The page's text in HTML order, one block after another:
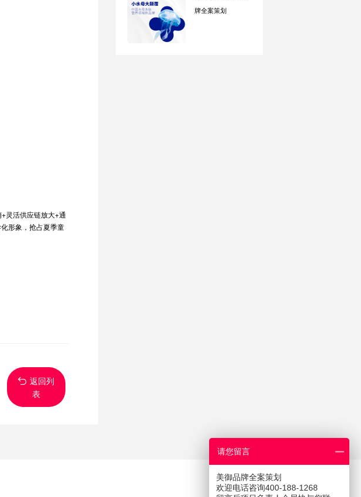
灵活供应链放大+通
形象，抢占夏季童
返回列
表
牌全案策划
请您留言
美御品牌全案策划
欢迎电话咨询400-188-1268